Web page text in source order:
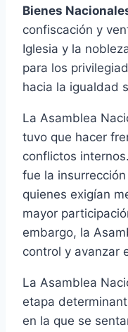
Bienes
confiscación y
Iglesia y la
para los
hacia la igualdad
La Asamblea
tuvo que hacer
conflictos
fue la
quienes exigían
mayor
embargo, la
control y avanzar
La Asamblea
etapa
en la que se